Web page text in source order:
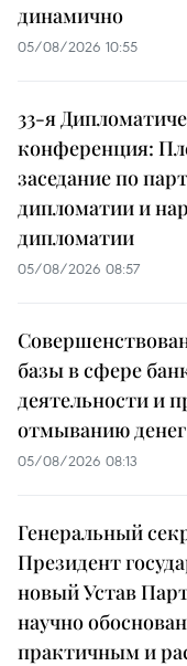
динамично
05/08/2026 10:55
33-я
конференция:
заседание по
дипломатии и
дипломатии
05/08/2026 08:57
базы в сфере
деятельности и
отмыванию денег
05/08/2026 08:13
Генеральный
Президент
новый Устав
научно
практичным и